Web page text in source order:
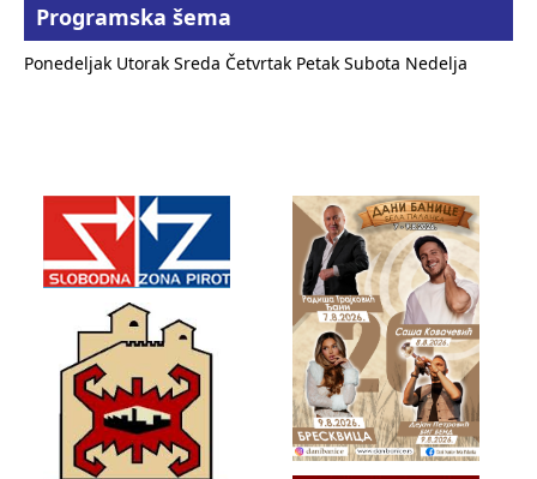
Programska šema
Ponedeljak Utorak Sreda Četvrtak Petak Subota Nedelja